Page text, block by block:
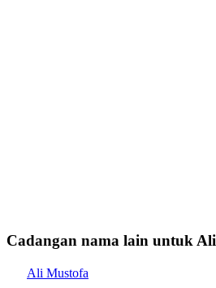
Cadangan nama lain untuk Ali
Ali Mustofa